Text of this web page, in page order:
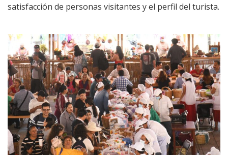
satisfacción de personas visitantes y el perfil del turista.